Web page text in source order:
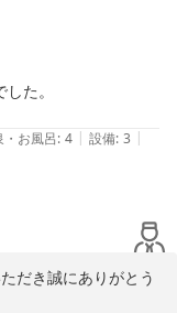
た。
・お風呂: 4 | 設備: 3 |
だき誠にありがとう